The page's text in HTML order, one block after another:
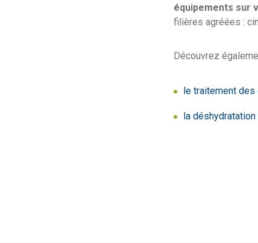
équipements sur
filières agréées :
Découvrez
le traitement des
la